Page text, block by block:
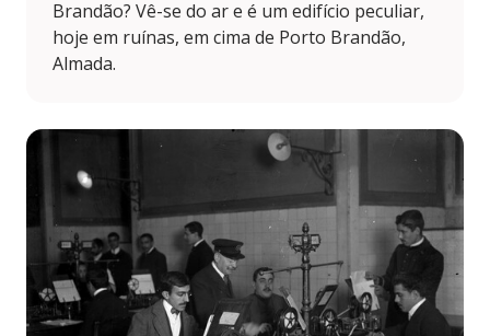
Brandão? Vê-se do ar e é um edifício peculiar,
hoje em ruínas, em cima de Porto Brandão,
Almada.